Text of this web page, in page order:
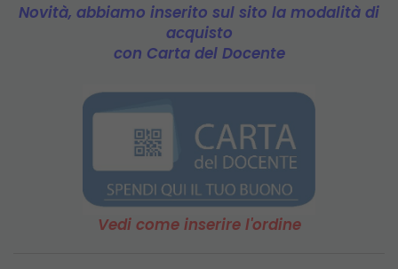
Novità, abbiamo inserito sul sito la modalità di
acquisto
con Carta del Docente
Vedi come inserire l'ordine